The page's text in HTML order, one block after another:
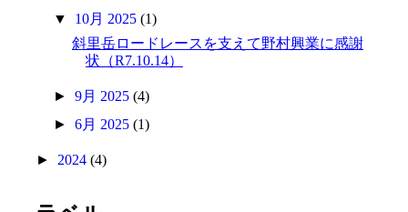
▼ 10月 2025(1)
斜里岳ロードレースを支えて野村興業に感謝
状（R7.10.14）
►9月 2025(4)
►6月 2025(1)
► 2024 (4)